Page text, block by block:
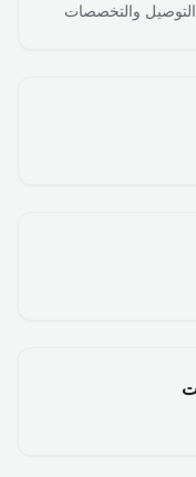
التوصيل والتخصصات